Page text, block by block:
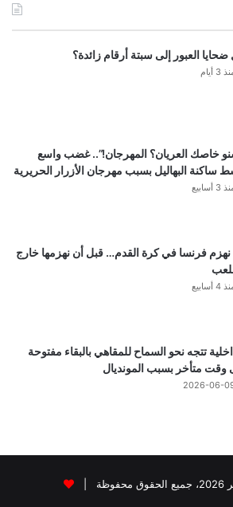
العبور إلى سبتة أرقام زائدة؟
3 أيام
خاصك العريان؟ المهرجان!”.. غضب واسع
ساكنة البهاليل بسبب مهرجان الأزرار الحريرية
3 أسابيع
فرنسا في كرة القدم… قبل أن نهزمها خارج
4 أسابيع
تتجه نحو السماح للمقاهي بالبقاء مفتوحة
وقت متأخر بسبب المونديال
2026-06-
|